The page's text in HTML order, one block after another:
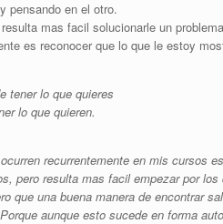
pensando en el otro.
mas facil solucionarle un
es reconocer que lo que le estoy
tener lo que quieres
lo que quieren.
recurrentemente en mis cursos
pero resulta mas facil empezar por los
que una buena manera de encontrar
aunque esto sucede en forma